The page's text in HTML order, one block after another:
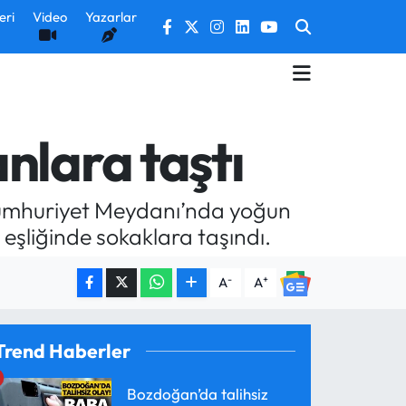
Video Yazarlar
taştı
Meydanı’nda yoğun
sokaklara taşındı.
A- A+
Haberler
Bozdoğan’da talihsiz